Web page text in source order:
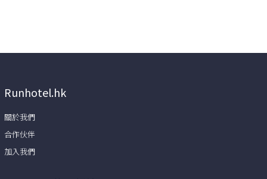
Runhotel.hk
關於我們
合作伙伴
加入我們